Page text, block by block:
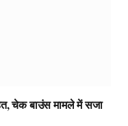
चेक बाउंस मामले में सजा